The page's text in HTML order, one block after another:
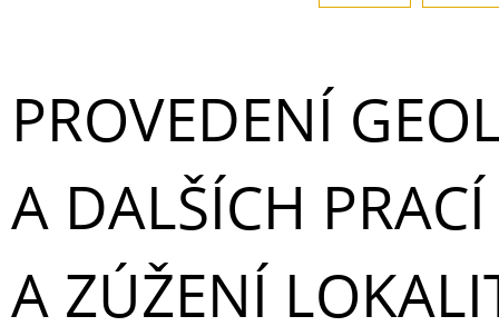
PROVEDENÍ
A DALŠÍCH
A ZÚŽENÍ